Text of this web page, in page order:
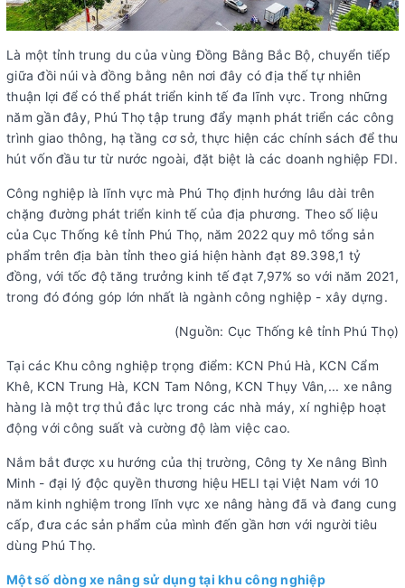
Là một tỉnh trung du của vùng Đồng Bằng Bắc Bộ, chuyển tiếp
giữa đồi núi và đồng bằng nên nơi đây có địa thế tự nhiên
thuận lợi để có thể phát triển kinh tế đa lĩnh vực. Trong những
năm gần đây, Phú Thọ tập trung đẩy mạnh phát triển các công
trình giao thông, hạ tầng cơ sở, thực hiện các chính sách để thu
hút vốn đầu tư từ nước ngoài, đặt biệt là các doanh nghiệp FDI.
Công nghiệp là lĩnh vực mà Phú Thọ định hướng lâu dài trên
chặng đường phát triển kinh tế của địa phương. Theo số liệu
của Cục Thống kê tỉnh Phú Thọ, năm 2022 quy mô tổng sản
phẩm trên địa bàn tỉnh theo giá hiện hành đạt 89.398,1 tỷ
đồng, với tốc độ tăng trưởng kinh tế đạt 7,97% so với năm 2021,
trong đó đóng góp lớn nhất là ngành công nghiệp - xây dựng.
(Nguồn: Cục Thống kê tỉnh Phú Thọ)
Tại các Khu công nghiệp trọng điểm: KCN Phú Hà, KCN Cẩm
Khê, KCN Trung Hà, KCN Tam Nông, KCN Thụy Vân,... xe nâng
hàng là một trợ thủ đắc lực trong các nhà máy, xí nghiệp hoạt
động với công suất và cường độ làm việc cao.
Nắm bắt được xu hướng của thị trường, Công ty Xe nâng Bình
Minh - đại lý độc quyền thương hiệu HELI tại Việt Nam với 10
năm kinh nghiệm trong lĩnh vực xe nâng hàng đã và đang cung
cấp, đưa các sản phẩm của mình đến gần hơn với người tiêu
dùng Phú Thọ.
Một số dòng xe nâng sử dụng tại khu công nghiệp